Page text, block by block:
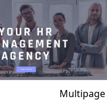
Multipage